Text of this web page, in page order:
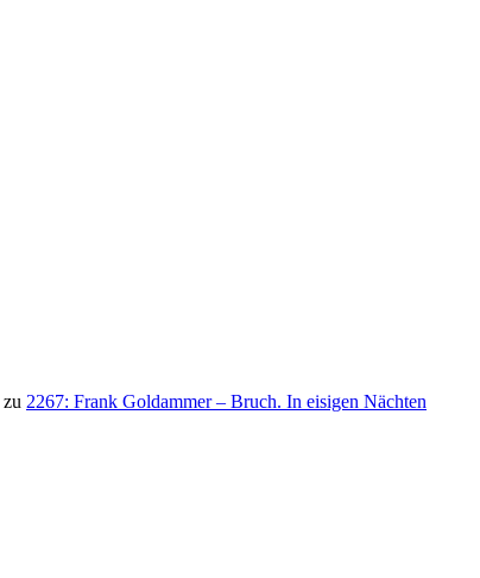
zu 2267: Frank Goldammer – Bruch. In eisigen Nächten